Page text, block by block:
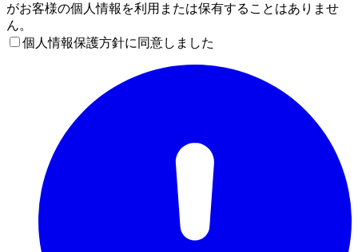
がお客様の個人情報を利用または保有することはありませ
ん。
個人情報保護方針に同意しました